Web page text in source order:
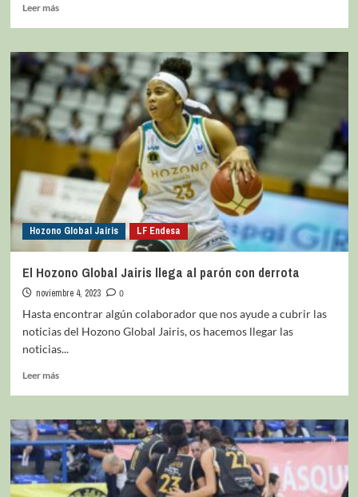
Leer más
Hozono Global Jairis LF Endesa
El Hozono Global Jairis llega al parón con derrota
noviembre 4, 2023
0
Hasta encontrar algún colaborador que nos ayude a cubrir las
noticias del Hozono Global Jairis, os hacemos llegar las
noticias...
Leer más